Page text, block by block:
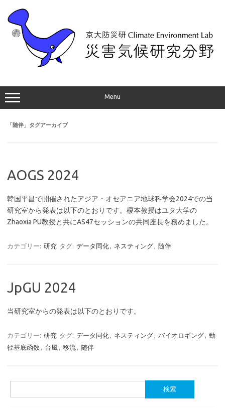
Menu
「随伴 」タグアーカイブ
AOGS 2024
韓国平昌で開催されたアジア・オセアニア地球科学会2024での当
研究室から発表は以下のとおりです。榎本教授はユタ大学の
Zhaoxia PU教授と共にAS47セッションの共同座長を務めました。
カテゴリー: 研究 タグ: データ同化 ネスティング 随伴
JpGU 2024
当研究室からの発表は以下のとおりです。
カテゴリー: 研究 タグ: データ同化 ネスティング バイオロギング
動
径基底函数
台風 移流 随伴
索: